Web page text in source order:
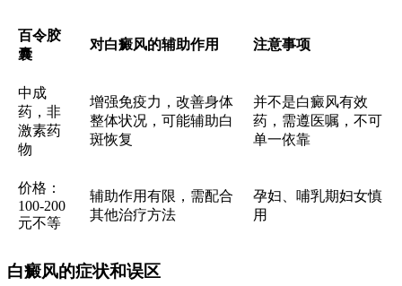
百令胶
囊
对白癜风的辅助作用 注意事项
中成
药，非
激素药
物
增强免疫力，改善身体
整体状况，可能辅助白
斑恢复
并不是白癜风有效
药，需遵医嘱，不可
单一依靠
价格：
100-200
元不等
辅助作用有限，需配合
其他治疗方法
孕妇、哺乳期妇女慎
用
白癜风的症状和误区